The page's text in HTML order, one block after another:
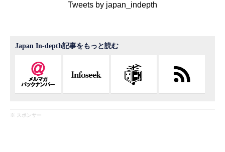
Tweets by japan_indepth
Japan In-depth記事をもっと読む
※ スポンサー